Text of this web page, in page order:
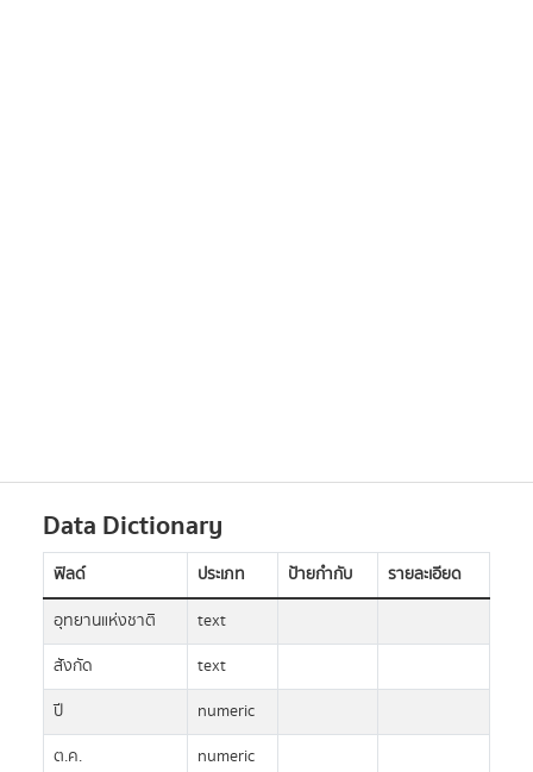
Data Dictionary
ฟิลด์ ประเภท ป้ายกำกับ
รายละเอียด
อุทยานแห่งชาติ
text
สังกัด
text
ปี
numeric
ต.ค.
numeric